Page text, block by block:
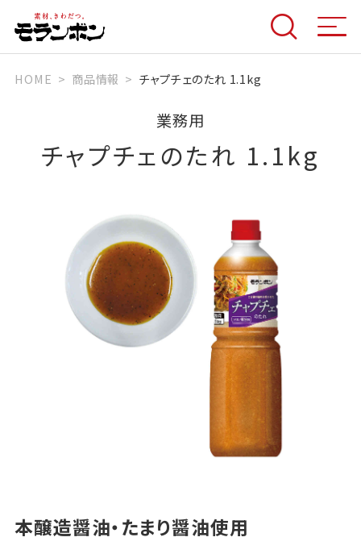
HOME 商品情報 チャプチェのたれ 1.1kg
業務用
チャプチェのたれ 1.1kg
本醸造醤油・たまり醤油使用